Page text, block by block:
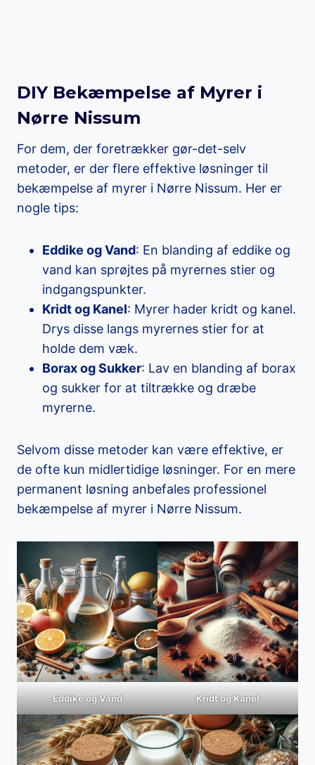
DIY Bekæmpelse af Myrer i
Nørre Nissum
For dem, der foretrækker gør-det-selv
metoder, er der flere effektive løsninger til
bekæmpelse af myrer i Nørre Nissum. Her er
nogle tips:
Eddike og Vand: En blanding af eddike og
vand kan sprøjtes på myrernes stier og
indgangspunkter.
Kridt og Kanel: Myrer hader kridt og kanel.
Drys disse langs myrernes stier for at
holde dem væk.
Borax og Sukker: Lav en blanding af borax
og sukker for at tiltrække og dræbe
myrerne.
Selvom disse metoder kan være effektive, er
de ofte kun midlertidige løsninger. For en mere
permanent løsning anbefales professionel
bekæmpelse af myrer i Nørre Nissum.
Eddike og Vand Kridt og Kanel